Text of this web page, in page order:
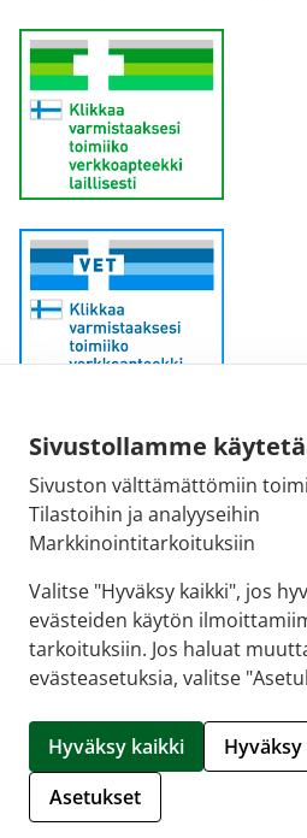
Sivustollamme
Sivuston välttämättömiin
Tilastoihin ja analyyseihin
Markkinointitarkoituksiin
Valitse "Hyväksy kaikki", jos
evästeiden käytön
tarkoituksiin. Jos haluat
evästeasetuksia, valitse
Hyväksy kaikki
Asetukset
Sähköpostiosoite:
kirjaamo@fimea.fi
Fimean vaihde:
029 522 3341
Hallitse evästeitä